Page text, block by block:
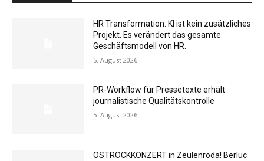
HR Transformation: KI ist kein zusätzliches
Projekt. Es verändert das gesamte
Geschäftsmodell von HR.
5. August 2026
PR-Workflow für Pressetexte erhält
journalistische Qualitätskontrolle
5. August 2026
OSTROCKKONZERT in Zeulenroda! Berluc